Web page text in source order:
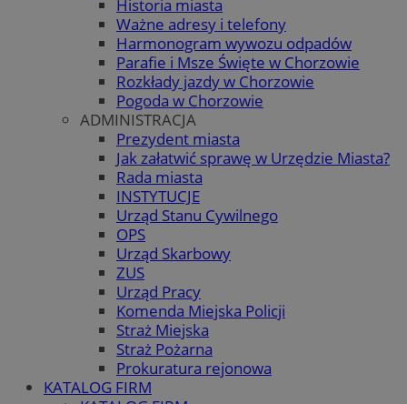
Historia miasta
Ważne adresy i telefony
Harmonogram wywozu odpadów
Parafie i Msze Święte w Chorzowie
Rozkłady jazdy w Chorzowie
Pogoda w Chorzowie
ADMINISTRACJA
Prezydent miasta
Jak załatwić sprawę w Urzędzie Miasta?
Rada miasta
INSTYTUCJE
Urząd Stanu Cywilnego
OPS
Urząd Skarbowy
ZUS
Urząd Pracy
Komenda Miejska Policji
Straż Miejska
Straż Pożarna
Prokuratura rejonowa
KATALOG FIRM